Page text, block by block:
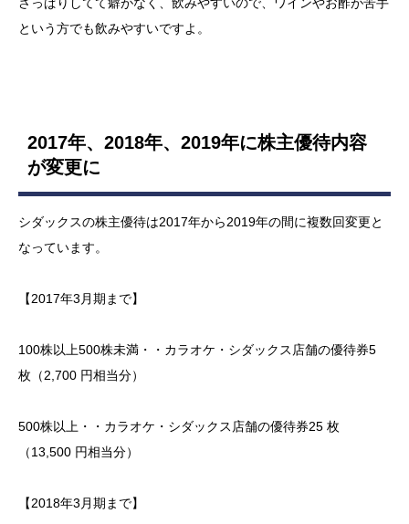
という方でも飲みやすいですよ。
2017年、2018年、2019年に株主優待内容
が変更に
シダックスの株主優待は2017年から2019年の間に複数回変更と
なっています。
【2017年3月期まで】
100株以上500株未満・・カラオケ・シダックス店舗の優待券5
枚（2,700 円相当分）
500株以上・・カラオケ・シダックス店舗の優待券25 枚
（13,500 円相当分）
【2018年3月期まで】